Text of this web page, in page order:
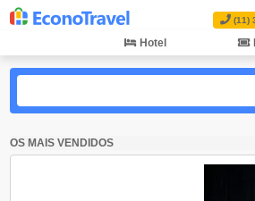
(11)
Hotel
OS MAIS VENDIDOS